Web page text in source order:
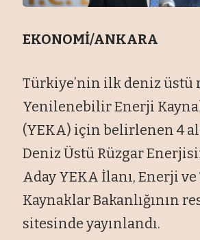
EKONOMİ/ANKARA
Türkiye’nin ilk deniz üstü
Yenilenebilir Enerji
(YEKA) için belirlenen 4
Deniz Üstü Rüzgar
Aday YEKA İlanı, Enerji ve
Kaynaklar Bakanlığının
sitesinde yayınlandı.